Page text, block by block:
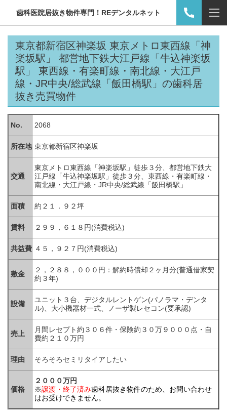
歯科医院居抜き物件専門！REデンタルネット
東京都新宿区神楽坂 東京メトロ東西線「神
楽坂駅」 都営地下鉄大江戸線「牛込神楽坂
駅」 東西線・有楽町線・南北線・大江戸
線・JR中央/総武線「飯田橋駅」の歯科居
抜き売買物件
No. 2068
所在地 東京都新宿区神楽坂
交通
東京メトロ東西線「神楽坂駅」徒歩３分、都営地下鉄大
江戸線「牛込神楽坂駅」徒歩３分、東西線・有楽町線・
南北線・大江戸線・JR中央/総武線「飯田橋駅」
面積 約２１．９２坪
賃料 ２９９，６１８円(消費税込)
共益費 ４５，９２７円(消費税込)
敷金
２，２８８，０００円：解約時償却２ヶ月分(普通借家契
約３年)
設備
ユニット３台、デジタルレントゲン(パノラマ・デンタ
ル)、大小機器材一式、ノーザ製レセコン(要承認)
売上
月間レセプト約３０６件・保険約３０万９０００点・自
費約２１０万円
理由 そろそろセミリタイアしたい
価格
２０００万円
※譲渡・終了済み歯科居抜き物件のため、お問い合わせ
はお受けできません。